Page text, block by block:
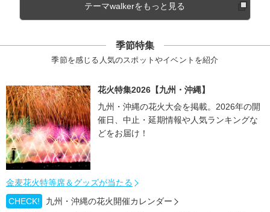
テーマwalkerをもっと見る
季節特集
季節を感じる人気のスポットやイベントを紹介
花火特集2026【九州・沖縄】
九州・沖縄の花火大会を掲載。2026年の開
催日、中止・延期情報や人気ランキングな
どをお届け！
金麦花火特等席＆グッズが当たる
CHECK!
九州・沖縄の花火開催カレンダー